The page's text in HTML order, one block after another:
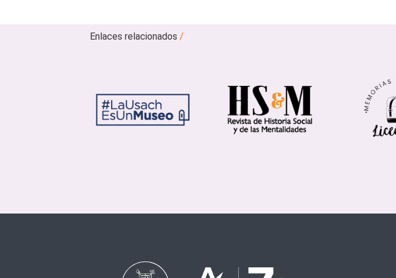
Enlaces relacionados/